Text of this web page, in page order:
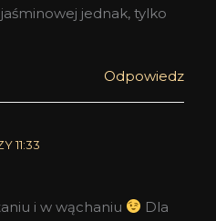
jednak, tylko
Odpowiedz
11:33
i w wąchaniu
Dla